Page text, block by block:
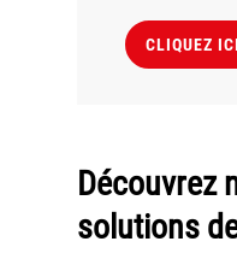
CLIQUEZ ICI
Découvrez
solutions